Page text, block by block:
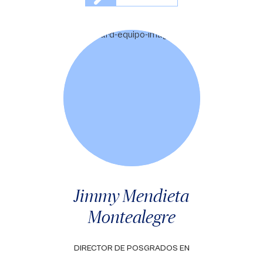
Jimmy Mendieta
Montealegre
DIRECTOR DE POSGRADOS EN